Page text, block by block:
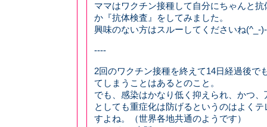
ママはワクチン接種して自分にちゃんと
か『抗体検査』をしてみました。
興味のない方はスルーしてくださいね(^_-
----
2回のワクチン接種を終えて14日経過後で
てしまうことはあるとのこと。
でも、感染はかなり低く抑えられ、かつ
としても重症化は防げるというのはよく
すよね。（世界各地共通のようです）